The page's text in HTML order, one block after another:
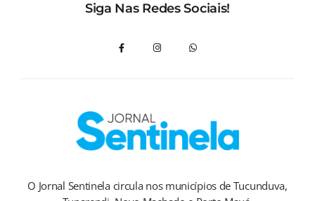
Siga Nas Redes Sociais!
O Jornal Sentinela circula nos municípios de Tucunduva,